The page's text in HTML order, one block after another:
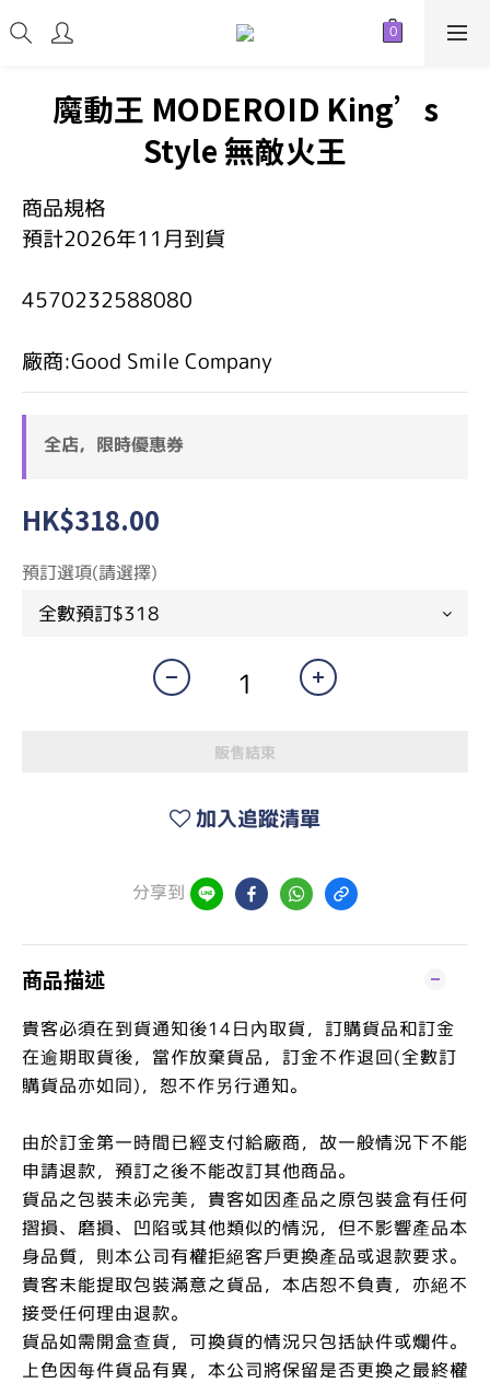
魔動王 MODEROID King’s
Style 無敵火王
商品規格
預計2026年11月到貨
4570232588080
廠商:Good Smile Company
全店，限時優惠券
HK$318.00
預訂選項(請選擇)
販售結束
加入追蹤清單
分享到
商品描述
貴客必須在到貨通知後14日內取貨，訂購貨品和訂金
在逾期取貨後，當作放棄貨品，訂金不作退回(全數訂
購貨品亦如同)，恕不作另行通知。
由於訂金第一時間已經支付給廠商，故一般情況下不能
申請退款，預訂之後不能改訂其他商品。
貨品之包裝未必完美，貴客如因產品之原包裝盒有任何
摺損、磨損、凹陷或其他類似的情況，但不影響產品本
身品質，則本公司有權拒絕客戶更換產品或退款要求。
貴客未能提取包裝滿意之貨品，本店恕不負責，亦絕不
接受任何理由退款。
貨品如需開盒查貨，可換貨的情況只包括缺件或爛件。
上色因每件貨品有異，本公司將保留是否更換之最終權